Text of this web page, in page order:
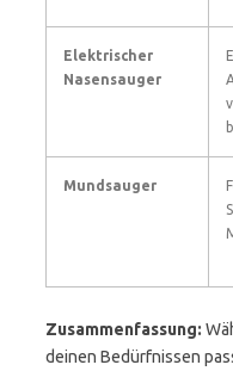
Elektrischer
Nasensauger
Mundsauger
Zusammenfassung:
deinen Bedürfnissen